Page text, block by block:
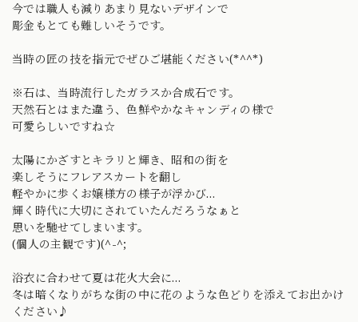
今では職人も減りあまり見ないデザインで
彫金もとても難しいそうです。
当時の匠の技を指元でぜひご堪能ください(*^^*)
※石は、当時流行したガラスか合成石です。
天然石とはまた違う、色鮮やかなキャンディの様で
可愛らしいですね☆
太陽にかざすとキラリと輝き、昭和の街を
楽しそうにフレアスカートを翻し
軽やかに歩くお嬢様方の様子が浮かび…
輝く時代に大切にされていたんだろうなぁと
思いを馳せてしまいます。
(個人の主観です)(^-^;
浴衣に合わせて夏は花火大会に…
冬は暗くなりがちな街の中に花のような色どりを添えてお出かけ
ください♪